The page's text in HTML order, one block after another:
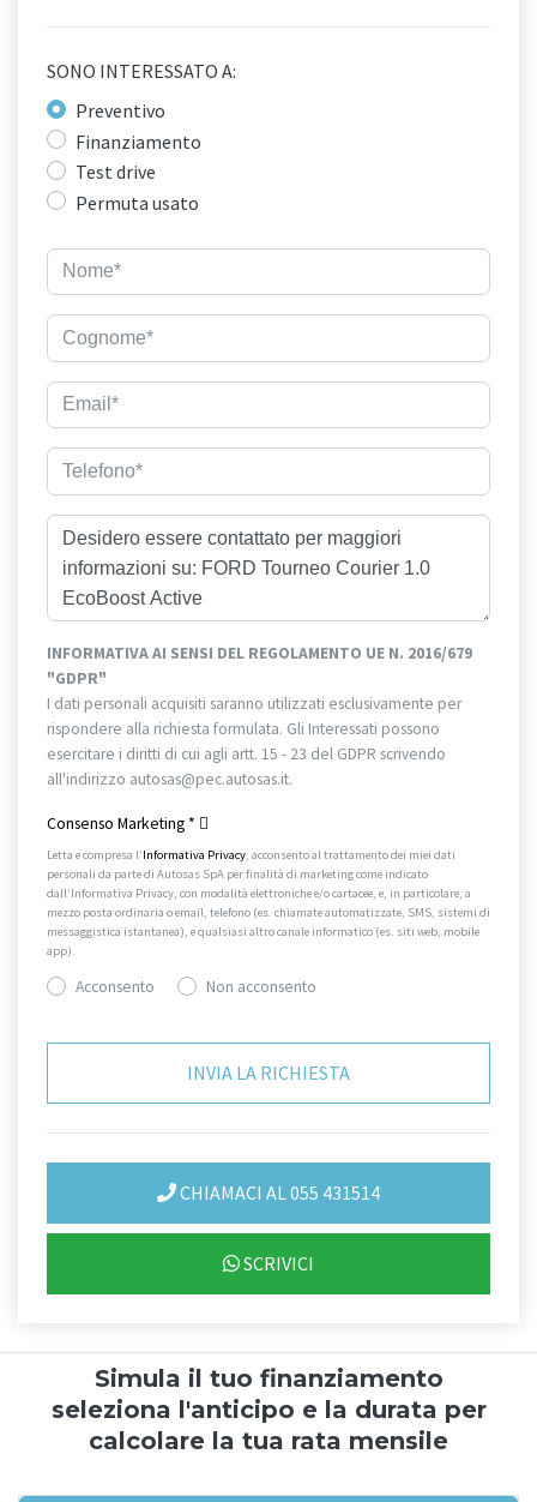
SONO INTERESSATO A:
Preventivo
Finanziamento
Test drive
Permuta usato
INFORMATIVA AI SENSI DEL REGOLAMENTO UE N. 2016/679
"GDPR"
I dati personali acquisiti saranno utilizzati esclusivamente per
rispondere alla richiesta formulata. Gli Interessati possono
esercitare i diritti di cui agli artt. 15 - 23 del GDPR scrivendo
all'indirizzo autosas@pec.autosas.it.
Consenso Marketing *
Letta e compresa l’Informativa Privacy, acconsento al trattamento dei miei dati
personali da parte di Autosas SpA per finalità di marketing come indicato
dall’Informativa Privacy, con modalità elettroniche e/o cartacee, e, in particolare, a
mezzo posta ordinaria o email, telefono (es. chiamate automatizzate, SMS, sistemi di
messaggistica istantanea), e qualsiasi altro canale informatico (es. siti web, mobile
app).
Acconsento Non acconsento
CHIAMACI AL 055 431514
SCRIVICI
Simula il tuo finanziamento
seleziona l'anticipo e la durata per
calcolare la tua rata mensile